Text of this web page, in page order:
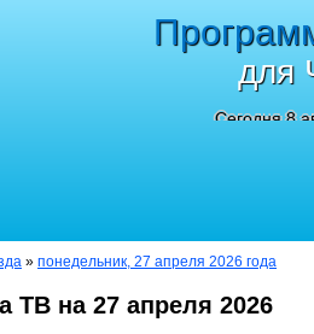
для
Сегодня 8
» понедельник, 27 апреля 2026 года
ТВ на 27 апреля 2026